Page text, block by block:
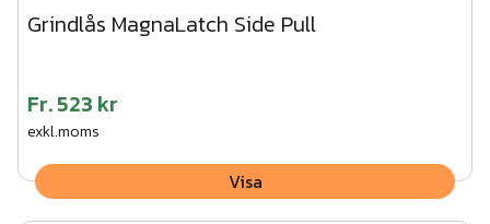
Grindlås MagnaLatch Side Pull
Fr.523 kr
exkl.moms
Visa